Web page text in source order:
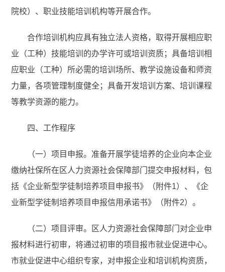
院校）、职业技能培训机构等开展合作。
合作培训机构应具有独立法人资格，取得开展相应职
业（工种）技能培训的办学许可或培训资质；具备培训相
应职业（工种）所必需的培训场所、教学设施设备和师资
力量，各项管理制度健全；具备开发培训方案、培训课程
等教学资源的能力。
四、工作程序
（一）项目申报。准备开展学徒培养的企业向本企业
缴纳社保所在区人力资源社会保障部门提交申报材料，包
括《企业新型学徒制培养项目申报书》（附件1）、《企
业新型学徒制培养项目申报信用承诺书》（附件2）。
（二）项目评审。区人力资源社会保障部门对企业申
报材料进行初审，将通过初审的项目报市就业促进中心。
市就业促进中心组织专家，对申报企业和培训机构资质，